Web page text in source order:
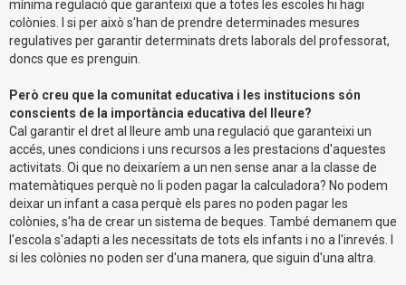
mínima regulació que garanteixi que a totes les escoles hi hagi
colònies. I si per això s'han de prendre determinades mesures
regulatives per garantir determinats drets laborals del professorat,
doncs que es prenguin.
Però creu que la comunitat educativa i les institucions són
conscients de la importància educativa del lleure?
Cal garantir el dret al lleure amb una regulació que garanteixi un
accés, unes condicions i uns recursos a les prestacions d'aquestes
activitats. Oi que no deixaríem a un nen sense anar a la classe de
matemàtiques perquè no li poden pagar la calculadora? No podem
deixar un infant a casa perquè els pares no poden pagar les
colònies, s'ha de crear un sistema de beques. També demanem que
l'escola s'adapti a les necessitats de tots els infants i no a l'inrevés. I
si les colònies no poden ser d'una manera, que siguin d'una altra.